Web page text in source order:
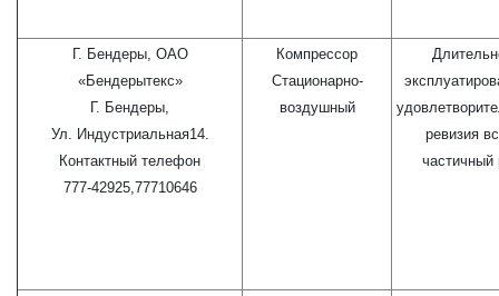
Г. Бендеры, ОАО
«Бендерытекс»
Г. Бендеры,
Ул. Индустриальная14.
Контактный телефон
777-42925,77710646
Компрессор
Стационарно-
воздушный
ревизия
частичный